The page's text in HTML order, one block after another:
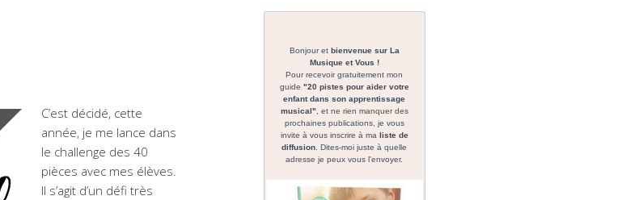
C’est décidé, cette
année, je me lance dans
le challenge des 40
pièces avec mes élèves.
Il s’agit d’un défi très